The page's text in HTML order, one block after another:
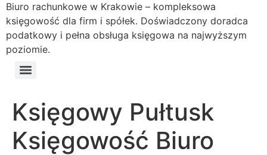
Biuro rachunkowe w Krakowie – kompleksowa
księgowość dla firm i spółek. Doświadczony doradca
podatkowy i pełna obsługa księgowa na najwyższym
poziomie.
Księgowy Pułtusk
Księgowość Biuro